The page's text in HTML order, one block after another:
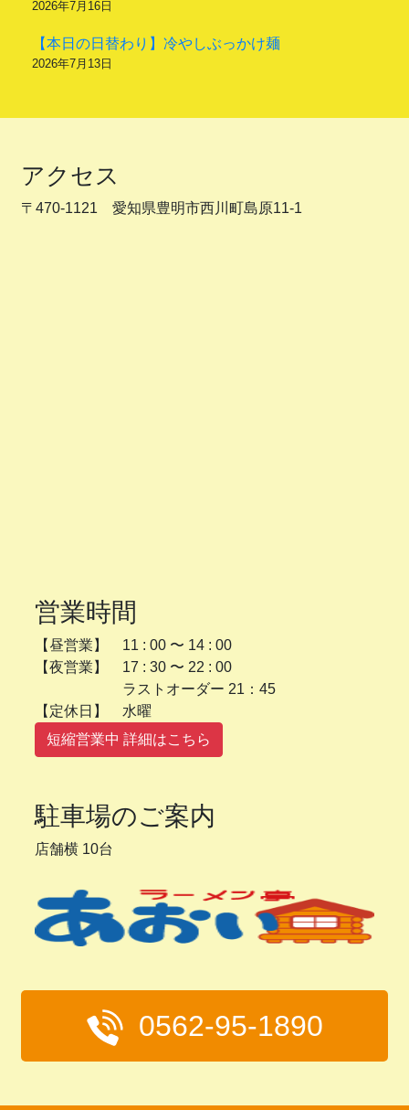
2026年7月16日
【本日の日替わり】冷やしぶっかけ麺
2026年7月13日
アクセス
〒470-1121 愛知県豊明市西川町島原11-1
営業時間
【昼営業】 11 : 00 〜 14 : 00
【夜営業】 17 : 30 〜 22 : 00
ラストオーダー 21：45
【定休日】 水曜
短縮営業中 詳細はこちら
駐車場のご案内
店舗横 10台
0562-95-1890